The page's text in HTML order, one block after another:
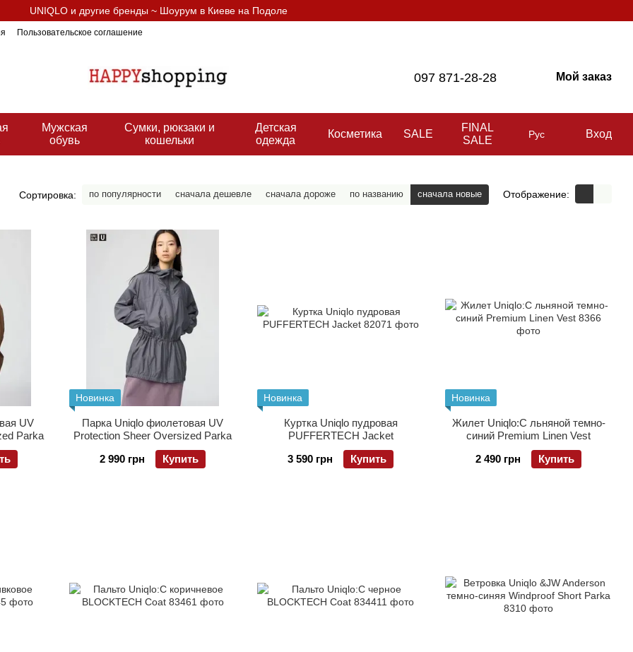
UNIQLO и другие бренды ~ Шоурум в Киеве на Подоле
Пользовательское соглашение
097 871-28-28 Мой заказ
Мужская
обувь
Сумки, рюкзаки и
кошельки
Детская
одежда
Косметика SALE
FINAL
SALE
Рус Вход
Сортировка: по популярности сначала дешевле сначала дороже по названию сначала новые Отображение:
UV
Parka
Новинка
Парка Uniqlo фиолетовая UV
Protection Sheer Oversized Parka
2 990 грн
Купить
Новинка
Куртка Uniqlo пудровая
PUFFERTECH Jacket
3 590 грн
Купить
Новинка
Жилет Uniqlo:C льняной темно-
синий Premium Linen Vest
2 490 грн
Купить